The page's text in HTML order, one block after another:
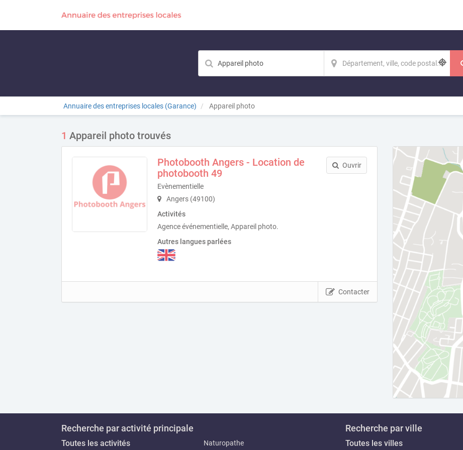
Annuaire des entreprises locales (Garance) Appareil photo
1 Appareil photo trouvés
Photobooth Angers - Location de
photobooth 49
Evènementielle
Angers (49100)
Activités
Agence événementielle, Appareil photo.
Autres langues parlées
Ouvrir
Contacter
Recherche par activité principale
Toutes les activités
Naturopathe
Recherche par ville
Toutes les villes